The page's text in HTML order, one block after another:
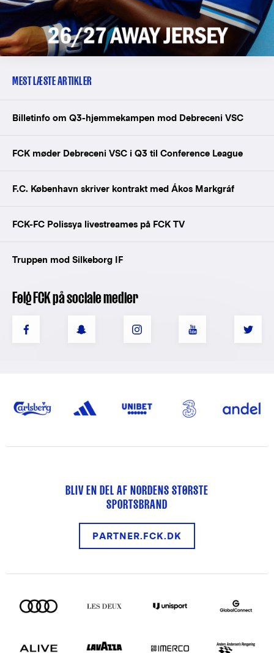
MEST LÆSTE ARTIKLER
Billetinfo om Q3-hjemmekampen mod Debreceni VSC
FCK møder Debreceni VSC i Q3 til Conference League
F.C. København skriver kontrakt med Ákos Markgráf
FCK-FC Polissya livestreames på FCK TV
Truppen mod Silkeborg IF
Følg FCK på sociale medier
BLIV EN DEL AF NORDENS STØRSTE
SPORTSBRAND
PARTNER.FCK.DK